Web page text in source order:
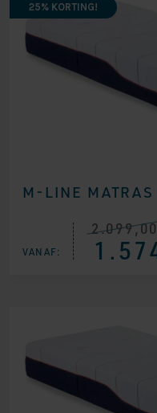
M-LINE MATRAS
25% KORTING!
VANAF:
2.099,00
prijs
was:
Huidige
prijs